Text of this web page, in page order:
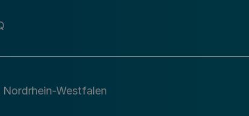
Richtlinie zur Durchführung des
Westfalen